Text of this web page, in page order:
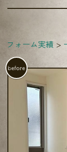
フォーム実績
before